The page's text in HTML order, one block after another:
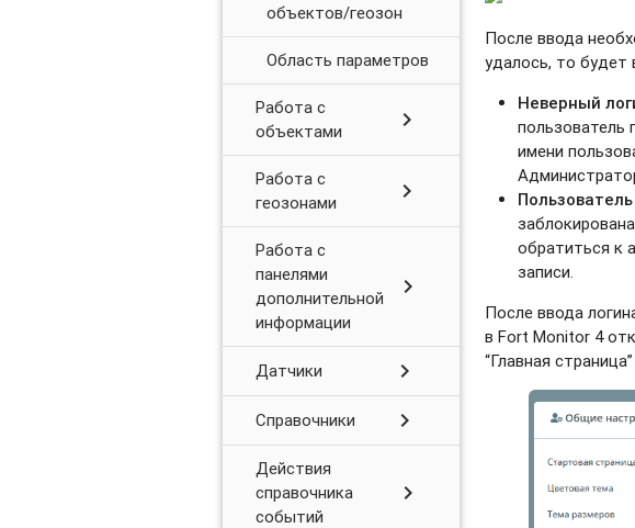
объектов/геозон
Область параметров
Работа с
объектами
chevron_right
Работа с
геозонами
chevron_right
Работа с
панелями
дополнительной
информации
chevron_right
Датчики chevron_right
Справочники chevron_right
Действия
справочника
событий
chevron_right
После ввода
удалось, то
Неверный
пользователь
имени
обратиться к
записи.
После ввода
в Fort Monitor 4
“Главная страница”